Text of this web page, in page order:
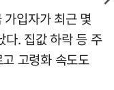
입자가 최근 몇
다. 집값 하락 등 주
고령화 속도도